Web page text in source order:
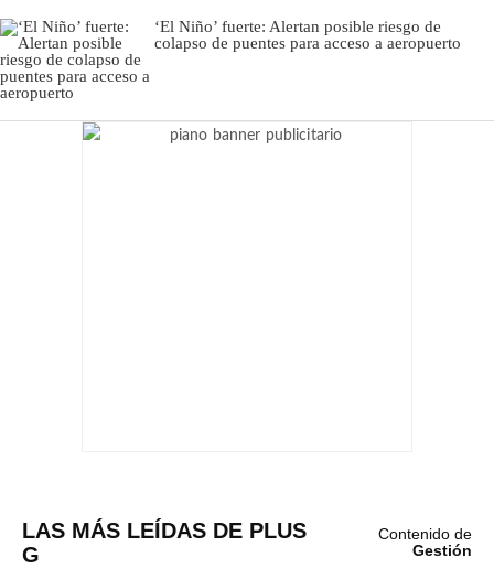
‘El Niño’ fuerte: Alertan posible riesgo de
colapso de puentes para acceso a aeropuerto
LAS MÁS LEÍDAS DE PLUS
G
Contenido de
Gestión